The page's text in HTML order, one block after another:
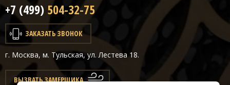
+7 (499) 504-32-75
ЗАКАЗАТЬ ЗВОНОК
г. Москва, м. Тульская, ул. Лестева 18.
ВЫЗВАТЬ ЗАМЕРЩИКА